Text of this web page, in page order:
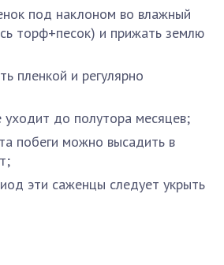
под наклоном во влажный
торф+песок) и прижать землю
пленкой и регулярно
уходит до полутора месяцев;
побеги можно высадить в
эти саженцы следует укрыть